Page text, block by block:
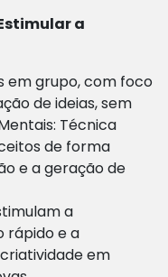
a
em grupo, com foco
de ideias, sem
Técnica
de forma
e a geração de
a
rápido e a
em